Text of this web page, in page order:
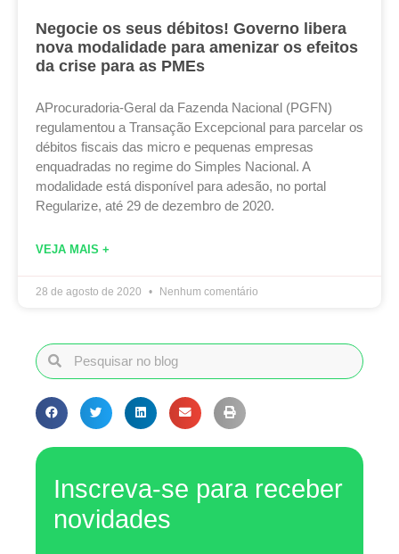
Negocie os seus débitos! Governo libera
nova modalidade para amenizar os efeitos
da crise para as PMEs
AProcuradoria-Geral da Fazenda Nacional (PGFN)
regulamentou a Transação Excepcional para parcelar os
débitos fiscais das micro e pequenas empresas
enquadradas no regime do Simples Nacional. A
modalidade está disponível para adesão, no portal
Regularize, até 29 de dezembro de 2020.
VEJA MAIS +
28 de agosto de 2020 Nenhum comentário
Inscreva-se para receber
novidades